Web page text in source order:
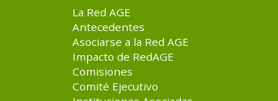
La Red AGE
Antecedentes
Asociarse a la Red AGE
Impacto de RedAGE
Comisiones
Comité Ejecutivo